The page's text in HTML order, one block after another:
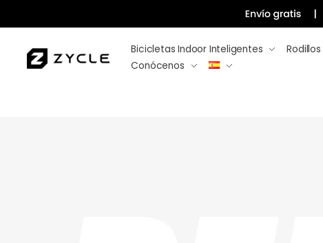
Bicicletas Indoor Inteligentes Rodillos
Conócenos